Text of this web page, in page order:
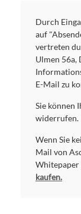
Durch
auf
vertreten
Ulmen 56a,
E-Mail zu
Sie können
widerrufen.
Wenn Sie
Mail von
Whitepaper
kaufen.